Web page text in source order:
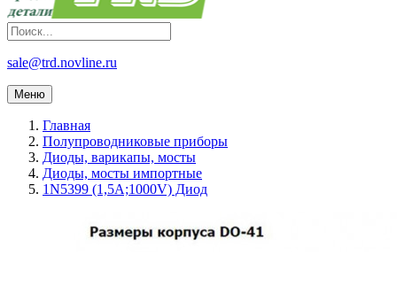
sale@trd.novline.ru
Меню
Главная
Полупроводниковые приборы
Диоды, варикапы, мосты
Диоды, мосты импортные
1N5399 (1,5А;1000V) Диод